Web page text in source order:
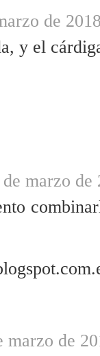
de
y el
de marzo de
marzo de